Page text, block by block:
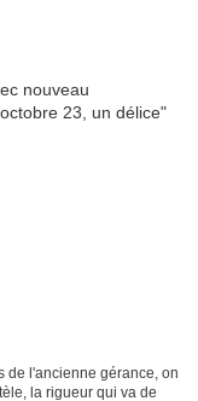
de l'ancienne gérance, on
la rigueur qui va de